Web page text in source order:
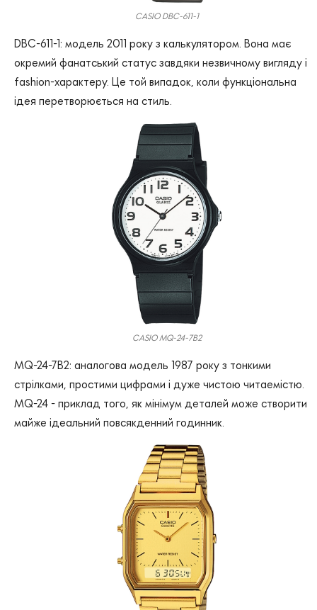
CASIO DBC-611-1
DBC-611-1: модель 2011 року з калькулятором. Вона має
окремий фанатський статус завдяки незвичному вигляду і
fashion-характеру. Це той випадок, коли функціональна
ідея перетворюється на стиль.
CASIO MQ-24-7B2
MQ-24-7B2: аналогова модель 1987 року з тонкими
стрілками, простими цифрами і дуже чистою читаемістю.
MQ-24 - приклад того, як мінімум деталей може створити
майже ідеальний повсякденний годинник.